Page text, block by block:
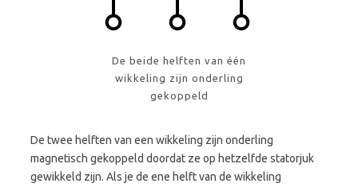
De beide helften van één
wikkeling zijn onderling
gekoppeld
De twee helften van een wikkeling zijn onderling
magnetisch gekoppeld doordat ze op hetzelfde statorjuk
gewikkeld zijn. Als je de ene helft van de wikkeling